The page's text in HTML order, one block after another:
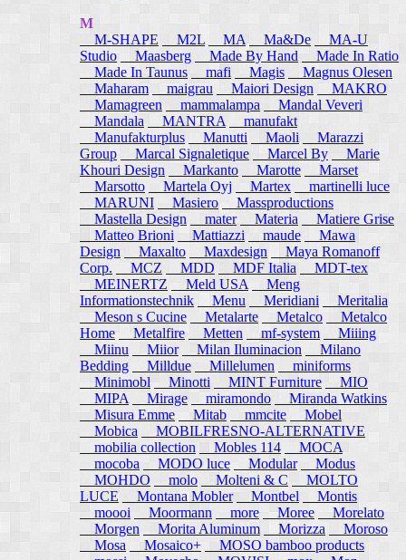
M
M-SHAPE
M2L MA Ma&De
MA-U
Studio
Maasberg Made By Hand
Made In Ratio
Made In Taunus
mafi Magis
Magnus Olesen
Maharam
maigrau Maiori Design
MAKRO
Mamagreen
mammalampa
Mandal Veveri
Mandala
MANTRA
manufakt
Manufakturplus
Manutti Maoli
Marazzi
Group
Marcal Signaletique Marcel By
Marie
Khouri Design
Markanto Marotte
Marset
Marsotto
Martela Oyj Martex
martinelli luce
MARUNI
Masiero
Massproductions
Mastella Design
mater Materia
Matiere Grise
Matteo Brioni
Mattiazzi maude
Mawa
Design
Maxalto Maxdesign
Maya Romanoff
Corp.
MCZ MDD MDF Italia
MDT-tex
MEINERTZ
Meld USA
Meng
Informationstechnik
Menu Meridiani
Meritalia
Meson s Cucine
Metalarte Metalco
Metalco
Home Metalfire Metten mf-system
Miiing
Miinu
Miior Milan Iluminacion
Milano
Bedding
Milldue Millelumen
miniforms
Minimobl Minotti MINT Furniture
MIO
MIPA
Mirage miramondo
Miranda Watkins
Misura Emme
Mitab mmcite
Mobel
Mobica
MOBILFRESNO-ALTERNATIVE
mobilia collection
Mobles 114
MOCA
mocoba
MODO luce Modular
Modus
MOHDO
molo Molteni & C
MOLTO
LUCE
Montana Mobler Montbel
Montis
moooi
Moormann more Moree
Morelato
Morgen
Morita Aluminum Morizza
Moroso
Mosa
Mosaico+
MOSO bamboo products